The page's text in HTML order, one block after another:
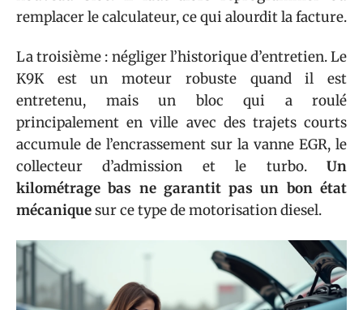
remplacer le calculateur, ce qui alourdit la facture.
La troisième : négliger l’historique d’entretien. Le
K9K est un moteur robuste quand il est
entretenu, mais un bloc qui a roulé
principalement en ville avec des trajets courts
accumule de l’encrassement sur la vanne EGR, le
collecteur d’admission et le turbo. Un
kilométrage bas ne garantit pas un bon état
mécaniquesur ce type de motorisation diesel.